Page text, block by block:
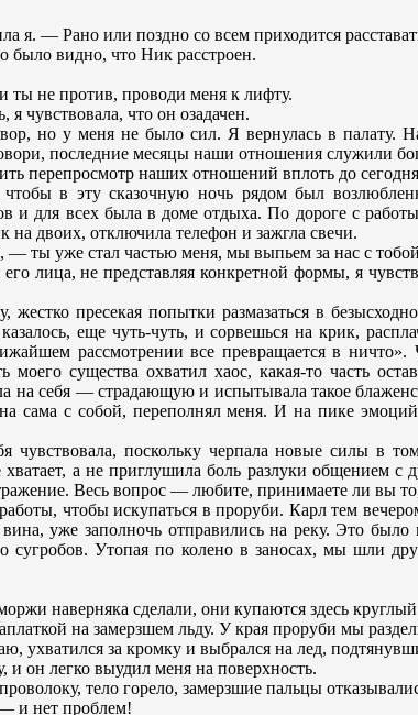
я. — Рано или поздно со всем приходится
было видно, что Ник расстроен.
ты не против, проводи меня к лифту.
чувствовала, что он озадачен.
но у меня не было сил. Я вернулась в
последние месяцы наши отношения служили
перепросмотр наших отношений вплоть до
чтобы в эту сказочную ночь рядом был
и для всех была в доме отдыха. По дороге с
двоих, отключила телефон и зажгла свечи.
— ты уже стал частью меня, мы выпьем за нас с
лица, не представляя конкретной формы, я
пресекая попытки размазаться в
еще чуть-чуть, и сорвешься на крик,
рассмотрении все превращается в ничто».
существа охватил хаос, какая-то часть
себя — страдающую и испытывала такое
сама с собой, переполнял меня. И на пике
поскольку черпала новые силы в
а не приглушила боль разлуки общением с
Весь вопрос — любите, принимаете ли вы
чтобы искупаться в проруби. Карл тем
уже заполночь отправились на реку. Это
Утопая по колено в заносах, мы шли
наверняка сделали, они купаются здесь
на замерзшем льду. У края проруби мы
за кромку и выбрался на лед,
он легко выудил меня на поверхность.
тело горело, замерзшие пальцы
и нет проблем!